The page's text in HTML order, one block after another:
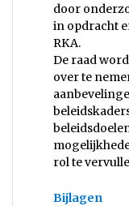
door
in opdracht
RKA.
De raad
over te
rol te
Bijlagen